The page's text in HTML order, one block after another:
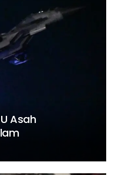
Asah